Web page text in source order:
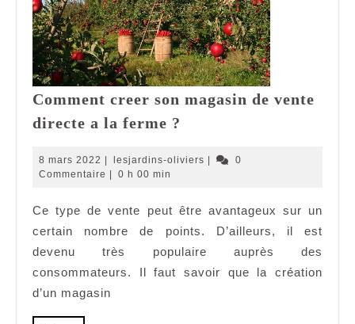
Comment creer son magasin de vente
directe a la ferme ?
son
vente
directe
a
la
8 mars 2022 8
mars
lesjardins-oliviers lesjardins-
0
Commentaire
0 h 00 min
Ce type de vente peut être avantageux sur un
certain nombre de points. D’ailleurs, il est
devenu très populaire auprès des
consommateurs. Il faut savoir que la création
d’un magasin